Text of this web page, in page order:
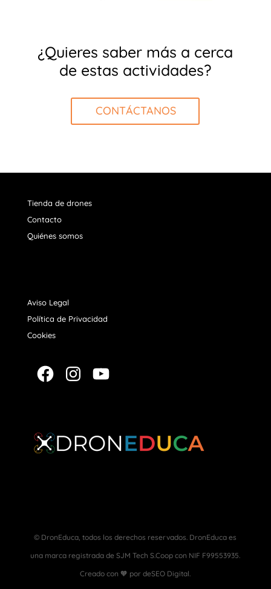
¿Quieres saber más a cerca
de estas actividades?
CONTÁCTANOS
Tienda de drones
Contacto
Quiénes somos
Aviso Legal
Política de Privacidad
Cookies
FacebookInstagramYouTube
© DronEduca, todos los derechos reservados. DronEduca es
una marca registrada de SJM Tech S.Coop con NIF F99553935.
Creado con 🧡 por deSEO Digital.